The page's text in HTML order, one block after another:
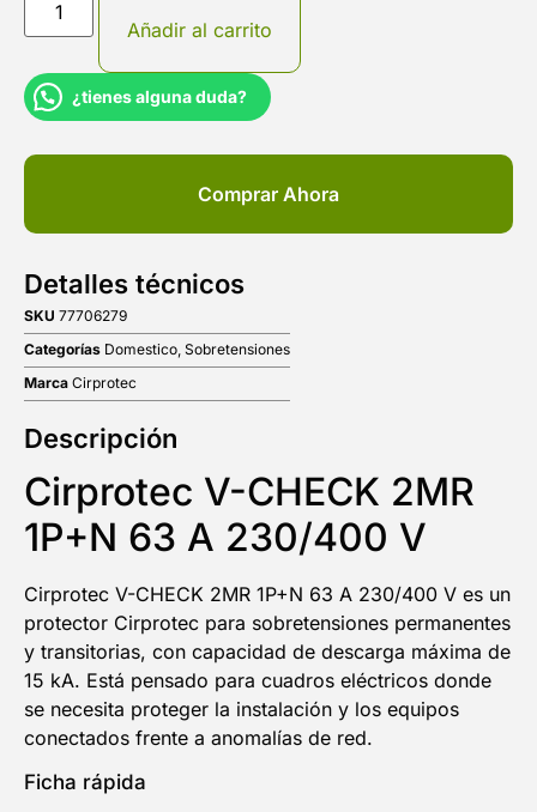
Añadir al carrito
¿tienes alguna duda?
Comprar Ahora
Detalles técnicos
SKU 77706279
Categorías Domestico, Sobretensiones
Marca Cirprotec
Descripción
Cirprotec V-CHECK 2MR
1P+N 63 A 230/400 V
Cirprotec V-CHECK 2MR 1P+N 63 A 230/400 V es un
protector Cirprotec para sobretensiones permanentes
y transitorias, con capacidad de descarga máxima de
15 kA. Está pensado para cuadros eléctricos donde
se necesita proteger la instalación y los equipos
conectados frente a anomalías de red.
Ficha rápida